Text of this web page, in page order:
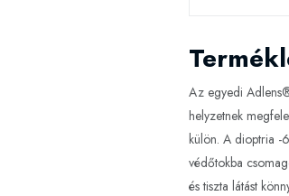
Az egyedi
helyzetnek
külön. A dioptria -
védőtokba
és tiszta látást